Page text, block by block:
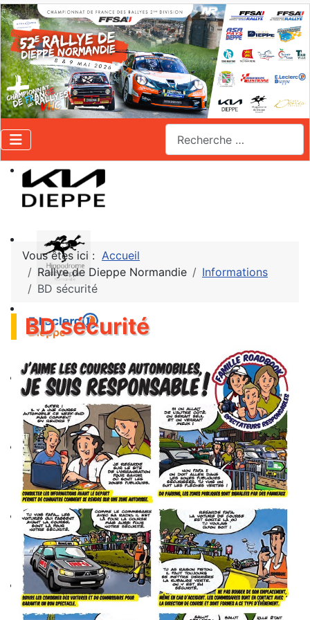
Vous êtes ici : Accueil
Rallye de Dieppe Normandie
Informations
BD sécurité
BD sécurité